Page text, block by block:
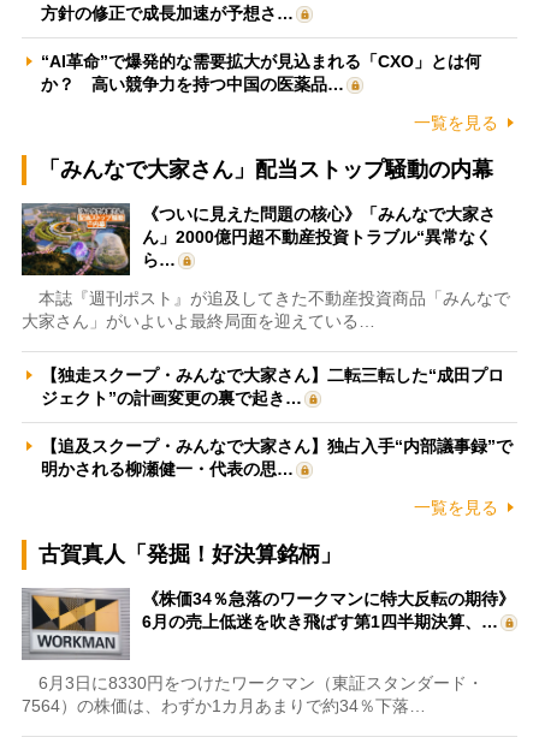
方針の修正で成長加速が予想さ…
“AI革命”で爆発的な需要拡大が見込まれる「CXO」とは何
か？ 高い競争力を持つ中国の医薬品…
一覧を見る
「みんなで大家さん」配当ストップ騒動の内幕
《ついに見えた問題の核心》「みんなで大家さ
ん」2000億円超不動産投資トラブル“異常なく
ら…
本誌『週刊ポスト』が追及してきた不動産投資商品「みんなで
大家さん」がいよいよ最終局面を迎えている…
【独走スクープ・みんなで大家さん】二転三転した“成田プロ
ジェクト”の計画変更の裏で起き…
【追及スクープ・みんなで大家さん】独占入手“内部議事録”で
明かされる柳瀬健一・代表の思…
一覧を見る
古賀真人「発掘！好決算銘柄」
《株価34％急落のワークマンに特大反転の期待》
6月の売上低迷を吹き飛ばす第1四半期決算、…
6月3日に8330円をつけたワークマン（東証スタンダード・
7564）の株価は、わずか1カ月あまりで約34％下落…